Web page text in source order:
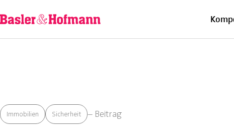
Immobilien Sicherheit – Beitrag